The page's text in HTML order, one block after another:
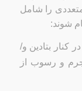
متعددی را شامل
شوند:
کنار بتادین و/
جرم و رسوب از